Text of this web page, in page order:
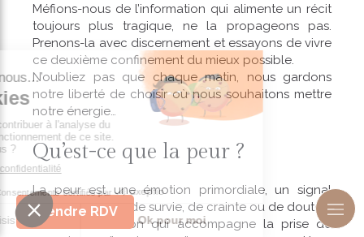
Prendre RDV
Méfions-nous de l’information qui alimente un récit
toujours plus tragique, ne la propageons pas.
Prenons-la avec discernement et essayons de vivre
ce deuxième confinement du mieux possible.
N’oubliez pas que chaque matin, nous gardons
notre liberté de choisir où nous souhaitons mettre
notre énergie…
Qu’est-ce que la peur ?
La peur est une émotion primordiale, un signal
primaire d’alerte, de survie, de crainte ou de doute.
C’est une émotion qui accompagne la prise de